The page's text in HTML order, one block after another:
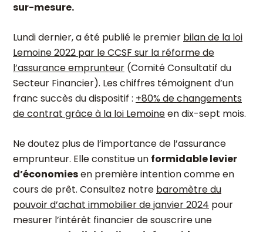
sur-mesure.
Lundi dernier, a été publié le premier bilan de la loi
Lemoine 2022 par le CCSF sur la réforme de
l’assurance emprunteur (Comité Consultatif du
Secteur Financier). Les chiffres témoignent d’un
franc succès du dispositif : +80% de changements
de contrat grâce à la loi Lemoineen dix-sept mois.
Ne doutez plus de l’importance de l’assurance
emprunteur. Elle constitue un formidable levier
d’économiesen première intention comme en
cours de prêt. Consultez notre baromètre du
pouvoir d’achat immobilier de janvier 2024 pour
mesurer l’intérêt financier de souscrire une